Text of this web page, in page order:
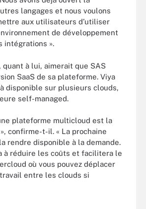
langages et nous voulons
aux utilisateurs d’utiliser
de développement
intégrations ».
quant à lui, aimerait que SAS
SaaS de sa plateforme. Viya
disponible sur plusieurs clouds,
self-managed.
plateforme multicloud est la
confirme-t-il. « La prochaine
rendre disponible à la demande.
à réduire les coûts et facilitera le
où vous pouvez déplacer
entre les clouds si